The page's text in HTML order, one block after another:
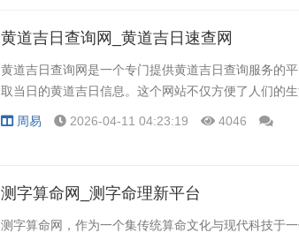
黄道吉日查询网_黄道吉日速查网
黄道吉日查询网是一个专门提供黄道吉日查询服务的
取当日的黄道吉日信息。这个网站不仅方便了人们的
周易 2026-04-11 04:23:19 4046
测字算命网_测字命理新平台
测字算命网，作为一个集传统算命文化与现代科技于